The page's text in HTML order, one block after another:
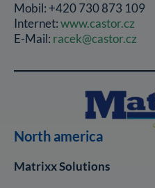
Mobil: +420 730 873 109
Internet:www.castor.cz
E-Mail: racek@castor.cz
North america
Matrixx Solutions